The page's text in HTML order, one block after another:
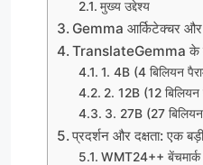
मुख्य उद्देश्य
Gemma आर्किटेक्चर
TranslateGemma के
1. 4B (4 बिलियन
2. 12B (12 बिलियन
3. 27B (27 बिलियन
प्रदर्शन और दक्षता: एक
WMT24++